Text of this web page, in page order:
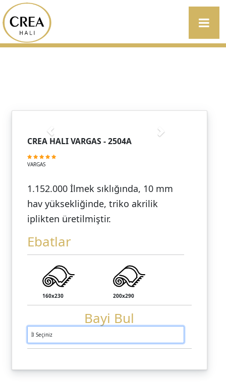
CREA HALI VARGAS - 2504A
VARGAS
1.152.000 İlmek sıklığında, 10 mm
hav yüksekliğinde, triko akrilik
iplikten üretilmiştir.
Ebatlar
160x230 200x290
Bayi Bul